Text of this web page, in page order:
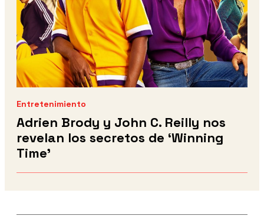
Entretenimiento
Adrien Brody y John C. Reilly nos
revelan los secretos de ‘Winning
Time’